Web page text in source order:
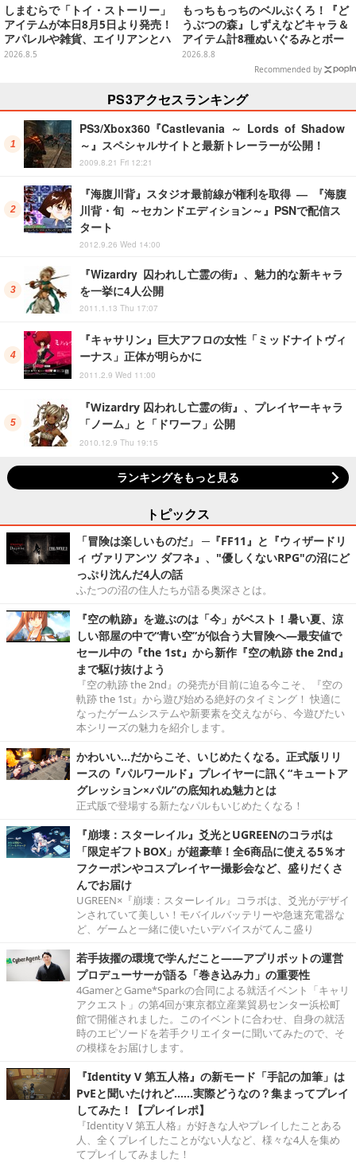
しまむらで「トイ・ストーリー」
アイテムが本日8月5日より発売！
アパレルや雑貨、エイリアンとハ
ムのダイカットクッションなど盛
2026.8.5
もっちもっちのベルぶくろ！『ど
うぶつの森』しずえなどキャラ＆
アイテム計8種ぬいぐるみとボー
ルチェーン付きマスコットが発売
2026.8.8
Recommended by
PS3アクセスランキング
PS3/Xbox360『Castlevania ～ Lords of Shadow
～』スペシャルサイトと最新トレーラーが公開！
2009.8.21 Fri 12:21
『海腹川背』スタジオ最前線が権利を取得 ― 『海腹
川背・旬 ～セカンドエディション～』PSNで配信ス
タート
2012.9.26 Wed 14:00
『Wizardry 囚われし亡霊の街』、魅力的な新キャラ
を一挙に4人公開
2011.1.13 Thu 17:07
『キャサリン』巨大アフロの女性「ミッドナイトヴィ
ーナス」正体が明らかに
2011.2.9 Wed 11:00
『Wizardry 囚われし亡霊の街』、プレイヤーキャラ
「ノーム」と「ドワーフ」公開
2010.12.9 Thu 19:15
ランキングをもっと見る
トピックス
「冒険は楽しいものだ」 ─『FF11』と『ウィザードリ
ィ ヴァリアンツ ダフネ』、"優しくないRPG"の沼にど
っぷり沈んだ4人の話
ふたつの沼の住人たちが語る奥深さとは。
『空の軌跡』を遊ぶのは「今」がベスト！暑い夏、涼
しい部屋の中で“青い空”が似合う大冒険へ―最安値で
セール中の『the 1st』から新作『空の軌跡 the 2nd』
まで駆け抜けよう
『空の軌跡 the 2nd』の発売が目前に迫る今こそ、『空の
軌跡 the 1st』から遊び始める絶好のタイミング！ 快適に
なったゲームシステムや新要素を交えながら、今遊びたい
本シリーズの魅力を紹介します。
かわいい…だからこそ、いじめたくなる。正式版リリ
ースの『パルワールド』プレイヤーに訊く“キュートア
グレッション×パル”の底知れぬ魅力とは
正式版で登場する新たなパルもいじめたくなる！
『崩壊：スターレイル』爻光とUGREENのコラボは
「限定ギフトBOX」が超豪華！全6商品に使える5％オ
フクーポンやコスプレイヤー撮影会など、盛りだくさ
んでお届け
UGREEN×『崩壊：スターレイル』コラボは、爻光がデザイ
ンされていて美しい！モバイルバッテリーや急速充電器な
ど、ゲームと一緒に使いたいデバイスがてんこ盛り
若手抜擢の環境で学んだこと――アプリボットの運営
プロデューサーが語る「巻き込み力」の重要性
4GamerとGame*Sparkの合同による就活イベント「キャリ
アクエスト」の第4回が東京都立産業貿易センター浜松町
館で開催されました。このイベントに合わせ、自身の就活
時のエピソードを若手クリエイターに聞いてみたので、そ
の模様をお届けします。
『Identity V 第五人格』の新モード「手記の加筆」は
PvEと聞いたけれど……実際どうなの？集まってプレイ
してみた！【プレイレポ】
『Identity V 第五人格』が好きな人やプレイしたことある
人、全くプレイしたことがない人など、様々な4人を集め
てプレイしてみました！